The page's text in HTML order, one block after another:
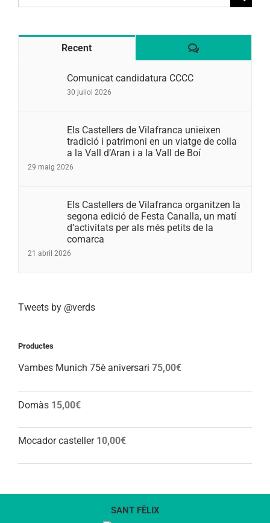
for:
Recent Comentaris
Comunicat candidatura CCCC
30 juliol 2026
Els Castellers de Vilafranca unieixen
tradició i patrimoni en un viatge de colla
a la Vall d’Aran i a la Vall de Boí
29 maig 2026
Els Castellers de Vilafranca organitzen la
segona edició de Festa Canalla, un matí
d’activitats per als més petits de la
comarca
21 abril 2026
Tweets by @verds
Productes
Vambes Munich 75è aniversari 75,00€
Domàs 15,00€
Mocador casteller 10,00€
SANT FÈLIX